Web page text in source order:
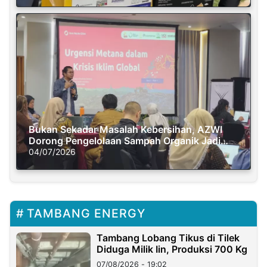
Bukan Sekadar Masalah Kebersihan, AZWI
Dorong Pengelolaan Sampah Organik Jadi
Solusi Krisis Iklim
04/07/2026
TAMBANG ENERGY
Tambang Lobang Tikus di Tilek
Diduga Milik Iin, Produksi 700 Kg
07/08/2026 - 19:02